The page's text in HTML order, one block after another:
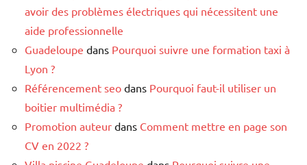
avoir des problèmes électriques qui nécessitent une
aide professionnelle
Guadeloupe dans Pourquoi suivre une formation taxi à
Lyon ?
Référencement seo dans Pourquoi faut-il utiliser un
boitier multimédia ?
Promotion auteur dans Comment mettre en page son
CV en 2022 ?